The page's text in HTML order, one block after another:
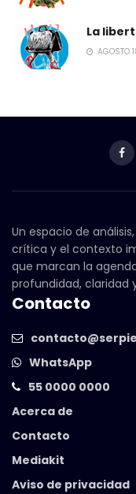
La
AGOSTO
Un espacio de
crítica y el contexto
que marcan la
profundidad, claridad
Contacto
WhatsApp
55 0000 0000
Acerca de
Contacto
Mediakit
Aviso de privacidad